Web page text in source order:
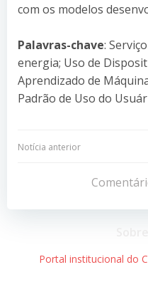
com os modelos
Palavras-chave:
energia; Uso de
Aprendizado de
Padrão de Uso do
Navegação
Post
Notícia anterior
Portal institucional do